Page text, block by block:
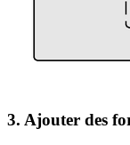
3. Ajouter des